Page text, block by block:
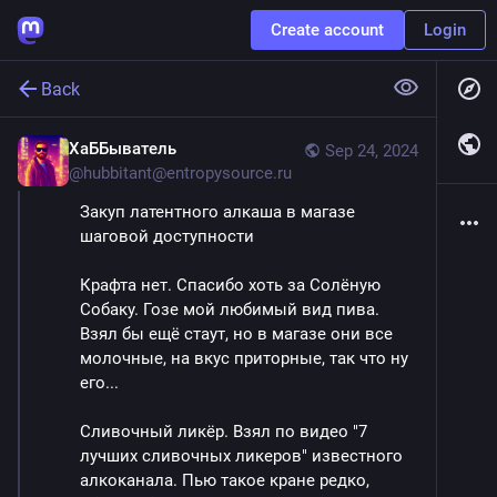
Create account Login
Back
Sep 24, 2024
ХаББыватель
@hubbitant@entropysource.ru
Закуп латентного алкаша в магазе
шаговой доступности
Крафта нет. Спасибо хоть за Солёную
Собаку. Гозе мой любимый вид пива.
Взял бы ещё стаут, но в магазе они все
молочные, на вкус приторные, так что ну
его...
Сливочный ликёр. Взял по видео "7
лучших сливочных ликеров" известного
алкоканала. Пью такое кране редко,